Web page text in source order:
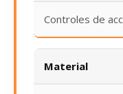
Controles de
Material